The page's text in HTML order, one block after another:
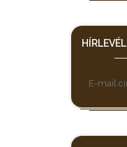
HÍRLEVÉL